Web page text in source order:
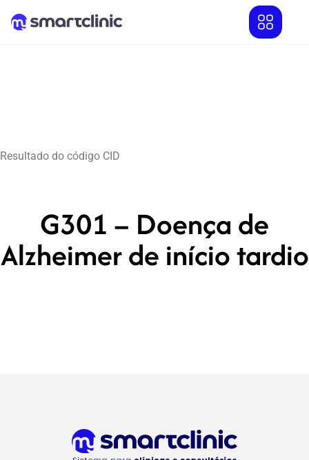
Resultado do código CID
G301 – Doença de
Alzheimer de início tardio